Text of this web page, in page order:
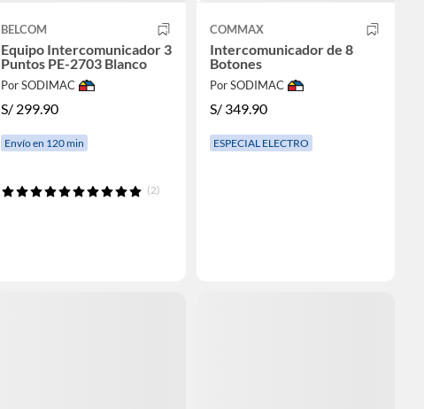
BELCOM
Equipo Intercomunicador 3
Puntos PE-2703 Blanco
Por SODIMAC
S/ 299.90
Envío en 120 min
(2)
COMMAX
Intercomunicador de 8
Botones
Por SODIMAC
S/ 349.90
ESPECIAL ELECTRO